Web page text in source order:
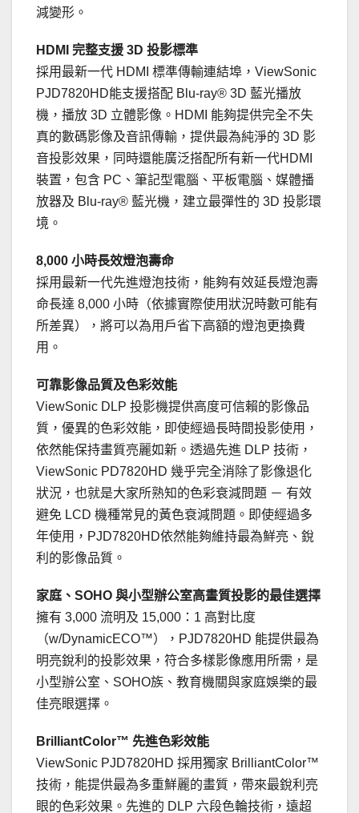
減變形。
HDMI 完整支援 3D 投影標準
採用最新一代 HDMI 標準傳輸連結埠，ViewSonic
PJD7820HD能支援搭配 Blu-ray® 3D 藍光播放
機，播放 3D 立體影像。HDMI 能夠提供完全不失
真的數碼影像及音訊傳輸，提供最為純淨的 3D 影
音投影效果，同時還能廣泛搭配所有新一代HDMI
裝置，包含 PC、筆記型電腦、平板電腦、媒體播
放器及 Blu-ray® 藍光機，建立最彈性的 3D 投影環
境。
8,000 小時長效燈泡壽命
採用最新一代先進燈泡技術，能夠有效延長燈泡壽
命長達 8,000 小時（依據實際使用狀況時數可能有
所差異），將可以為用戶省下高額的燈泡更換費
用。
可靠影像品質及色彩效能
ViewSonic DLP 投影機提供高度可信賴的影像品
質，優異的色彩效能，即使經過長時間投影使用，
依然能保持畫質亮麗如新。透過先進 DLP 技術，
ViewSonic PD7820HD 幾乎完全消除了影像退化
狀況，也就是大家所熟知的色彩衰減問題 － 有效
避免 LCD 機種常見的黃色衰減問題。即使經過多
年使用，PJD7820HD依然能夠維持最為鮮亮、銳
利的影像品質。
家庭、 SOHO 與小型辦公室高畫質投影的最佳選擇
擁有 3,000 流明及 15,000：1 高對比度
（w/DynamicECO™），PJD7820HD 能提供最為
明亮銳利的投影效果，符合多樣影像應用所需，是
小型辦公室、SOHO族、教育機關與家庭娛樂的最
佳亮眼選擇。
BrilliantColor™ 先進色彩效能
ViewSonic PJD7820HD 採用獨家 BrilliantColor™
技術，能提供最為多重鮮麗的畫質，帶來最銳利亮
眼的色彩效果。先進的 DLP 六段色輪技術，遠超